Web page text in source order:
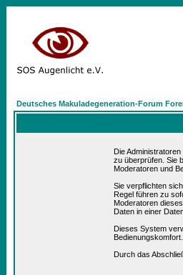
Deutsches Makuladegeneration-Forum
Die
zu überprüfen. Sie
Moderatoren und
Sie verpflichten
Regel führen zu
Moderatoren
Daten in einer
Dieses System
Durch das